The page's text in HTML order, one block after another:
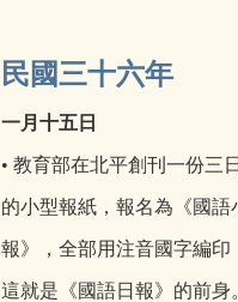
民國三十六年
一月十五日
• 教育部在北平創刊一份三
的小型報紙，報名為《國語
報》，全部用注音國字編印
這就是《國語日報》的前身